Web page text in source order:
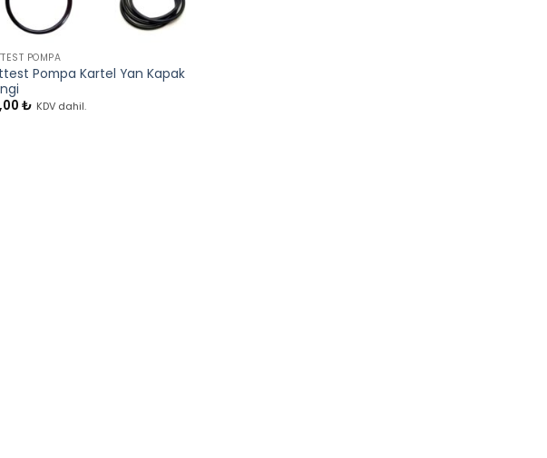
POMPA
Pompa Kartel Yan Kapak
₺ KDV dahil.